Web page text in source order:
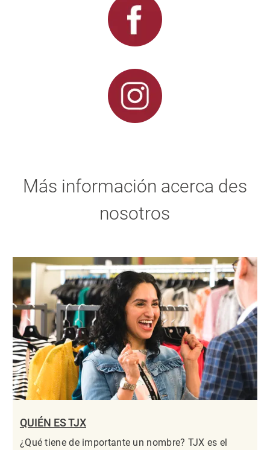
Más información acerca des
nosotros
QUIÉN ES TJX
¿Qué tiene de importante un nombre? TJX es el